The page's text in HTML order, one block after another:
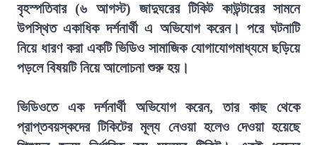
বৃহস্পতিবার (৬ আগস্ট) জাদুঘরের টিকিট কাউন্টারের সামনে
উপস্থিত একাধিক দর্শনার্থী এ অভিযোগ করেন। পরে ঘটনাটি
নিয়ে ধারণ করা একটি ভিডিও সামাজিক যোগাযোগমাধ্যমে ছড়িয়ে
পড়লে বিষয়টি নিয়ে আলোচনা শুরু হয়।
ভিডিওতে এক দর্শনার্থী অভিযোগ করেন, তার কাছ থেকে
প্রাপ্তবয়স্কদের টিকিটের মূল্য নেওয়া হলেও দেওয়া হয়েছে